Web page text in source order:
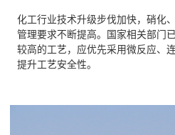
化工行业技术升级步伐加快，硝化
管理要求不断提高。国家相关部门
较高的工艺，应优先采用微反应、
提升工艺安全性。